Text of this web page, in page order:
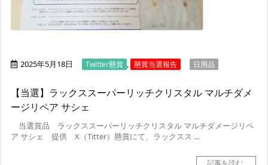
2025年5月18日 Twitter懸賞 , 懸賞当選報告 日用品
【当選】ラックススーパーリッチクリスタル マルチダメ
ージリペア サシェ
当選賞品 ラックススーパーリッチクリスタル マルチダメージリペ
ア サシェ
提供 X（Titter）懸賞にて、ラックスス ...